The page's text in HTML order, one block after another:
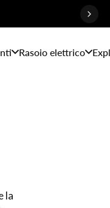
Rasoio elettrico
la